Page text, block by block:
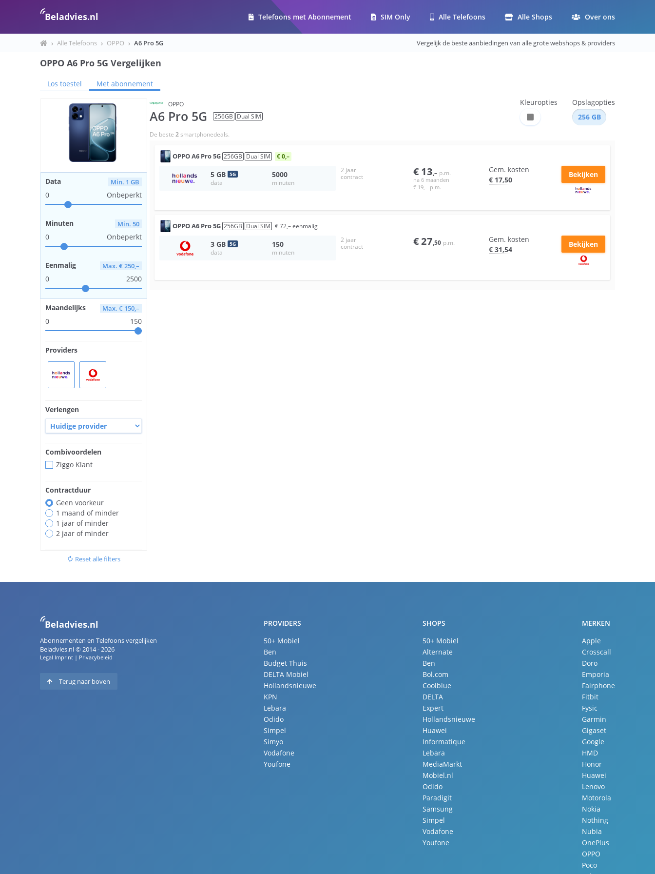
Beladvies.nl Telefoons met Abonnement SIM Only Alle Telefoons Alle Shops Over ons
› Alle Telefoons › OPPO › A6 Pro 5G Vergelijk de beste aanbiedingen van alle grote webshops & providers
OPPO A6 Pro 5G Vergelijken
Los toestel Met abonnement
Data Min. 1 GB
0 Onbeperkt
Minuten Min. 50
0 Onbeperkt
Eenmalig Max. € 250,–
0 2500
Maandelijks Max. € 150,–
0 150
Providers
Verlengen
Combivoordelen
Ziggo Klant
Contractduur
Geen voorkeur
1 maand of minder
1 jaar of minder
2 jaar of minder
autorenew Reset alle filters
OPPO
A6 Pro 5G 256GB Dual SIM
Kleuropties
Opslagopties
256 GB
De beste 2smartphonedeals.
OPPOA6 Pro 5G 256GB Dual SIM € 0,–
5 GB 5G
data
5000
minuten
2 jaar
contract
€ 13,– p.m.
na 6 maanden
€ 19 ,– p.m.
Gem. kosten
€ 17,50
Bekijken
OPPOA6 Pro 5G 256GB Dual SIM €72,–eenmalig
3 GB 5G
data
150
minuten
2 jaar
contract
€27,50 p.m.
Gem. kosten
€ 31,54
Bekijken
Beladvies.nl
Abonnementen en Telefoons vergelijken
Beladvies.nl © 2014 - 2026
Legal Imprint | Privacybeleid
Terug naar boven
PROVIDERS
50+ Mobiel
Ben
Budget Thuis
DELTA Mobiel
Hollandsnieuwe
KPN
Lebara
Odido
Simpel
Simyo
Vodafone
Youfone
SHOPS
50+ Mobiel
Alternate
Ben
Bol.com
Coolblue
DELTA
Expert
Hollandsnieuwe
Huawei
Informatique
Lebara
MediaMarkt
Mobiel.nl
Odido
Paradigit
Samsung
Simpel
Vodafone
Youfone
MERKEN
Apple
Crosscall
Doro
Emporia
Fairphone
Fitbit
Fysic
Garmin
Gigaset
Google
HMD
Honor
Huawei
Lenovo
Motorola
Nokia
Nothing
Nubia
OnePlus
OPPO
Poco